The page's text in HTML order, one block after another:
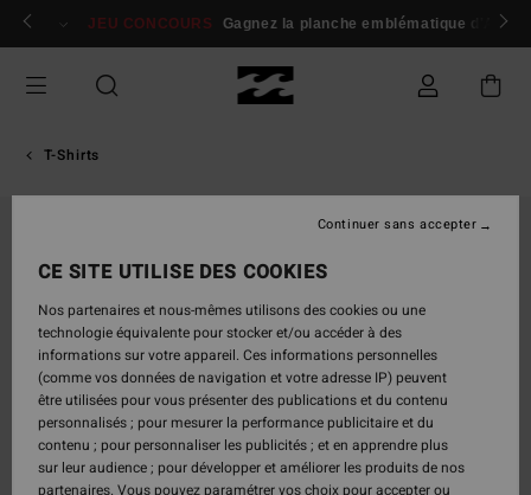
Passer
Se connecter / s'inscrire
JEU CONCOURS Gagnez la planche emblématique d'Andy
T-Shirts
CE SITE UTILISE DES COOKIES
Nos partenaires et nous-mêmes utilisons des cookies ou une
technologie équivalente pour stocker et/ou accéder à des
informations sur votre appareil. Ces informations personnelles
(comme vos données de navigation et votre adresse IP) peuvent
être utilisées pour vous présenter des publications et du contenu
personnalisés ; pour mesurer la performance publicitaire et du
contenu ; pour personnaliser les publicités ; et en apprendre plus
sur leur audience ; pour développer et améliorer les produits de nos
partenaires. Vous pouvez paramétrer vos choix pour accepter ou
Continuer sans accepter